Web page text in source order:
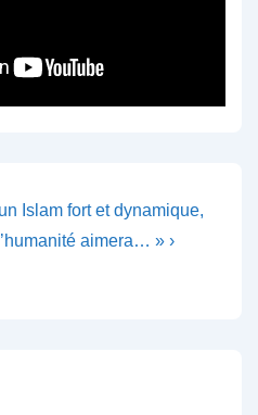
Islam fort et dynamique,
aimera… » ›